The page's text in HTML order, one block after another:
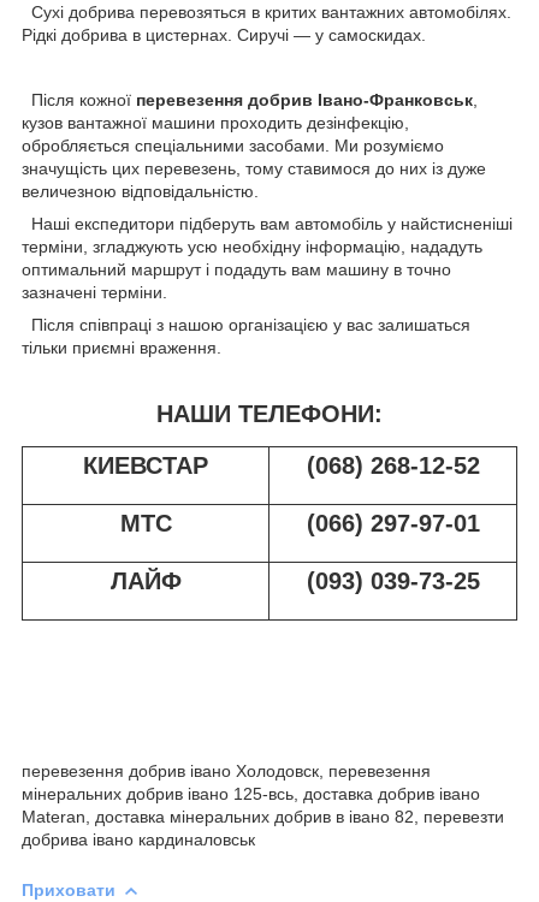
Сухі добрива перевозяться в критих вантажних автомобілях.
Рідкі добрива в цистернах. Сиручі — у самоскидах.
Після кожної перевезення добрив Івано-Франковськ,
кузов вантажної машини проходить дезінфекцію,
обробляється спеціальними засобами. Ми розуміємо
значущість цих перевезень, тому ставимося до них із дуже
величезною відповідальністю.
Наші експедитори підберуть вам автомобіль у найстисненіші
терміни, згладжують усю необхідну інформацію, нададуть
оптимальний маршрут і подадуть вам машину в точно
зазначені терміни.
Після співпраці з нашою організацією у вас залишаться
тільки приємні враження.
НАШИ ТЕЛЕФОНИ:
КИЕВСТАР
(068) 268-12-52
МТС (066) 297-97-01
ЛАЙФ (093) 039-73-25
перевезення добрив івано Холодовск, перевезення
мінеральних добрив івано 125-всь, доставка добрив івано
Materan, доставка мінеральних добрив в івано 82, перевезти
добрива івано кардиналовськ
Приховати